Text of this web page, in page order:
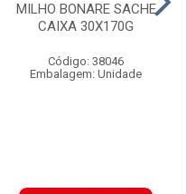
MILHO BONARE SACHE
CAIXA 30X170G
Código: 38046
Embalagem: Unidade